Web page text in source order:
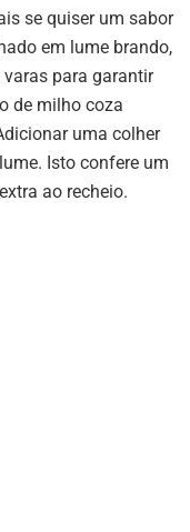
se quiser um sabor
em lume brando,
para garantir
de milho coza
uma colher
Isto confere um
ao recheio.